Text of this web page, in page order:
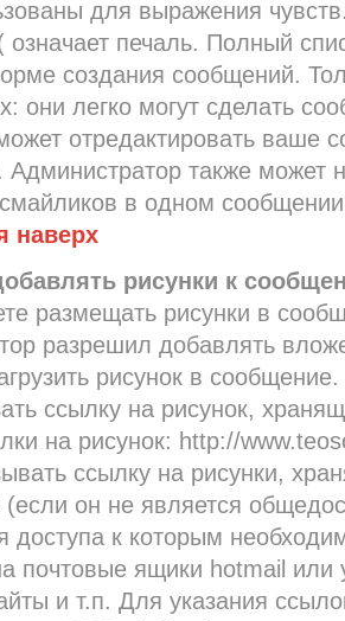
для выражения
означает печаль. Полный
создания сообщений.
они легко могут сделать
отредактировать ваше
Администратор также может
в одном
наверх
рисунки к
размещать рисунки в
разрешил добавлять
рисунок в
ссылку на рисунок,
на рисунок: http://
ссылку на рисунки,
(если он не является
доступа к которым
почтовые ящики hotmail
и т.п. Для указания